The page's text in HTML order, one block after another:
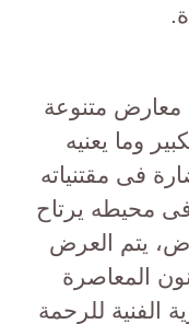
متنوعة
وما يعنيه
فى مقتنياته
محيطه يرتاح
يتم العرض
المعاصرة
الفنية للرحمة